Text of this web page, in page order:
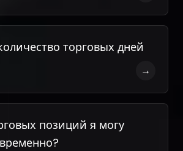
торговых дней
→
позиций я могу